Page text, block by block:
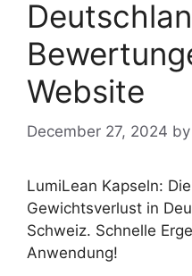
Website
December 27, 2024 by
LumiLean Kapseln:
Gewichtsverlust in
Schweiz. Schnelle
Anwendung!